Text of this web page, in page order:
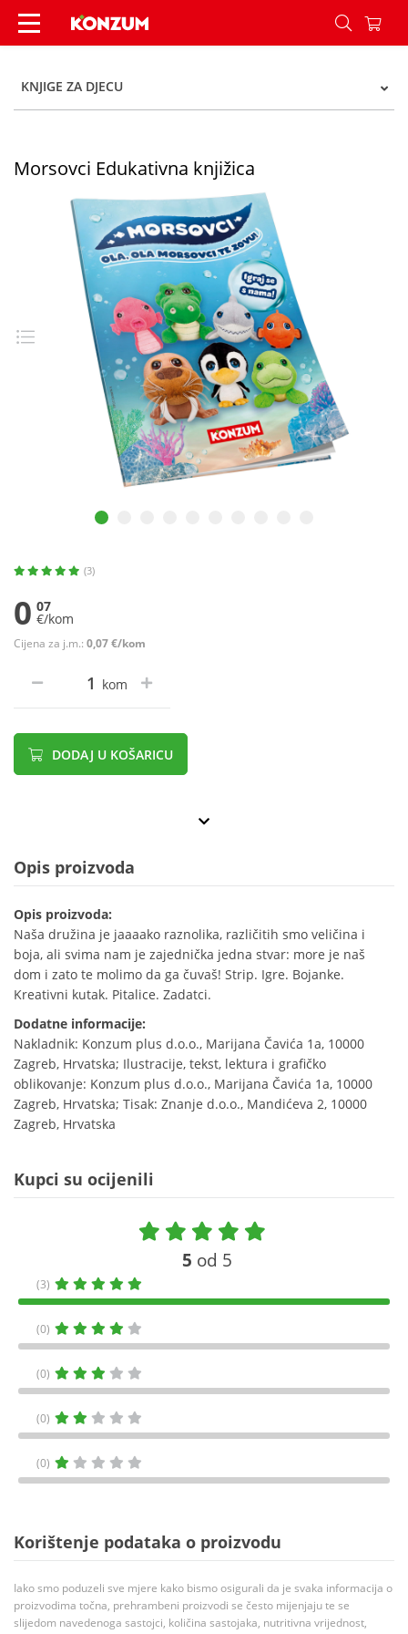
Morsovci Edukativna knjižica - Konzum
KNJIGE ZA DJECU
Morsovci Edukativna knjižica
(3)
0 07
€/kom
Cijena za j.m.: 0,07 €/kom
kom
DODAJ U KOŠARICU
Opis proizvoda
Opis proizvoda:
Naša družina je jaaaako raznolika, različitih smo veličina i
boja, ali svima nam je zajednička jedna stvar: more je naš
dom i zato te molimo da ga čuvaš! Strip. Igre. Bojanke.
Kreativni kutak. Pitalice. Zadatci.
Dodatne informacije:
Nakladnik: Konzum plus d.o.o., Marijana Čavića 1a, 10000
Zagreb, Hrvatska; Ilustracije, tekst, lektura i grafičko
oblikovanje: Konzum plus d.o.o., Marijana Čavića 1a, 10000
Zagreb, Hrvatska; Tisak: Znanje d.o.o., Mandićeva 2, 10000
Zagreb, Hrvatska
Kupci su ocijenili
5 od 5
(3)
(0)
(0)
(0)
(0)
Korištenje podataka o proizvodu
Iako smo poduzeli sve mjere kako bismo osigurali da je svaka informacija o
proizvodima točna, prehrambeni proizvodi se često mijenjaju te se
slijedom navedenoga sastojci, količina sastojaka, nutritivna vrijednost,